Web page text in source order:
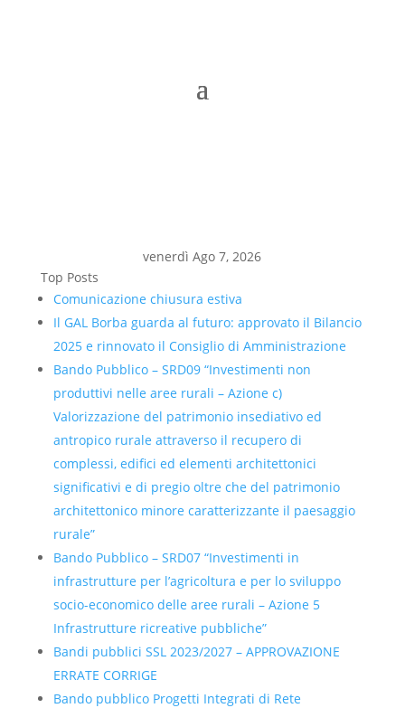
venerdì Ago 7, 2026
Top Posts
Comunicazione chiusura estiva
Il GAL Borba guarda al futuro: approvato il Bilancio
2025 e rinnovato il Consiglio di Amministrazione
Bando Pubblico – SRD09 “Investimenti non
produttivi nelle aree rurali – Azione c)
Valorizzazione del patrimonio insediativo ed
antropico rurale attraverso il recupero di
complessi, edifici ed elementi architettonici
significativi e di pregio oltre che del patrimonio
architettonico minore caratterizzante il paesaggio
rurale”
Bando Pubblico – SRD07 “Investimenti in
infrastrutture per l’agricoltura e per lo sviluppo
socio-economico delle aree rurali – Azione 5
Infrastrutture ricreative pubbliche”
Bandi pubblici SSL 2023/2027 – APPROVAZIONE
ERRATE CORRIGE
Bando pubblico Progetti Integrati di Rete